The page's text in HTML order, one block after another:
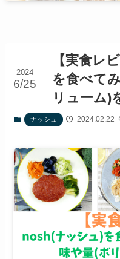
【実食レ
を食べて
リューム)
2024
6/25
ナッシュ 2024.02.22